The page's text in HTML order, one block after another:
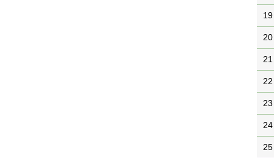
19
20
21
22
23
24
25